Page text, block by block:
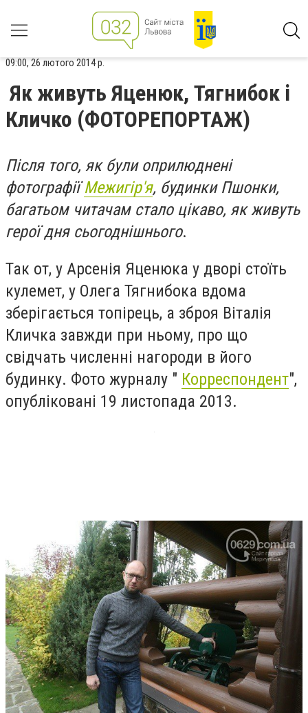
09:00, 26 лютого 2014 р.
Як живуть Яценюк, Тягнибок і
Кличко (ФОТОРЕПОРТАЖ)
Після того, як були оприлюднені
фотографіїМежигір'я, будинки Пшонки,
багатьом читачам стало цікаво, як живуть
герої дня сьогоднішнього.
Так от, у Арсенія Яценюка у дворі стоїть
кулемет, у Олега Тягнибока вдома
зберігається топірець, а зброя Віталія
Кличка завжди при ньому, про що
свідчать численні нагороди в його
будинку. Фото журналу " Корреспондент",
опубліковані 19 листопада 2013.